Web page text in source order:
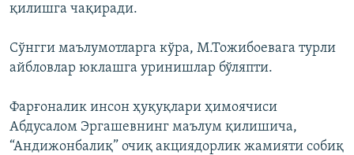
қилишга чақиради.
Сўнгги маълумотларга кўра, М.Тожибоевага турли
айбловлар юклашга уринишлар бўляпти.
Фарғоналик инсон ҳуқуқлари ҳимоячиси
Абдусалом Эргашевнинг маълум қилишича,
“Андижонбалиқ” очиқ акциядорлик жамияти собиқ